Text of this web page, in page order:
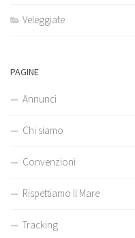
Veleggiate
PAGINE
Annunci
Chi siamo
Convenzioni
Rispettiamo Il Mare
Tracking